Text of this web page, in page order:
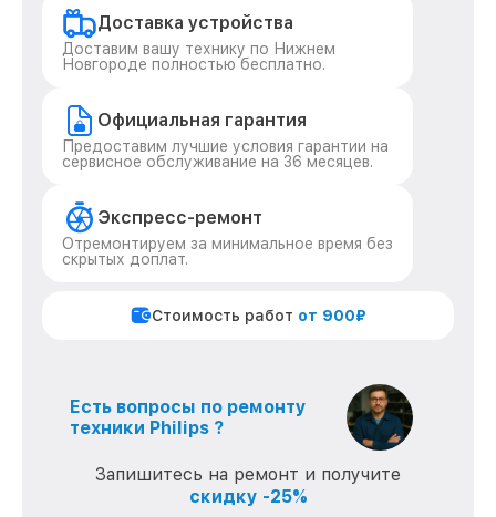
Доставка устройства
Доставим вашу технику по Нижнем
Новгороде полностью бесплатно.
Официальная гарантия
Предоставим лучшие условия гарантии на
сервисное обслуживание на 36 месяцев.
Экспресс-ремонт
Отремонтируем за минимальное время без
скрытых доплат.
Стоимость работ от 900₽
Есть вопросы по ремонту
техники Philips ?
Запишитесь на ремонт и получите
скидку -25%